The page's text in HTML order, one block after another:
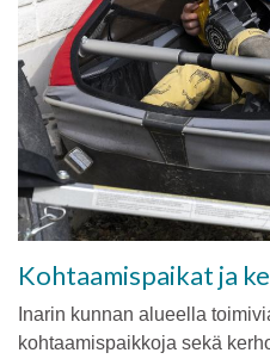
Kohtaamispaikat ja
Inarin kunnan alueella
kohtaamispaikkoja sekä